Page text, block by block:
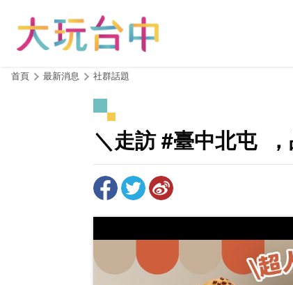
首頁 最新消息 社群話題
＼走訪 #臺中北屯